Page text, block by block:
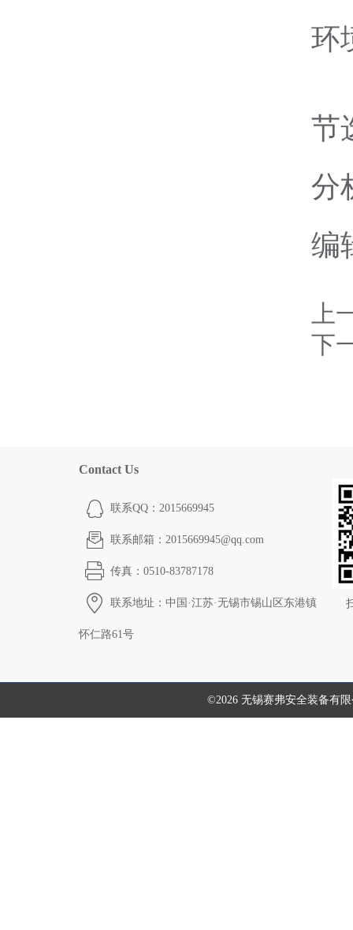
环
节
分
编
上
下
Contact Us
联系QQ：2015669945
联系邮箱：2015669945@qq.com
传真：0510-83787178
联系地址：中国·江苏·无锡市锡山区东港镇
怀仁路61号
©2026 无锡赛弗安全装备有